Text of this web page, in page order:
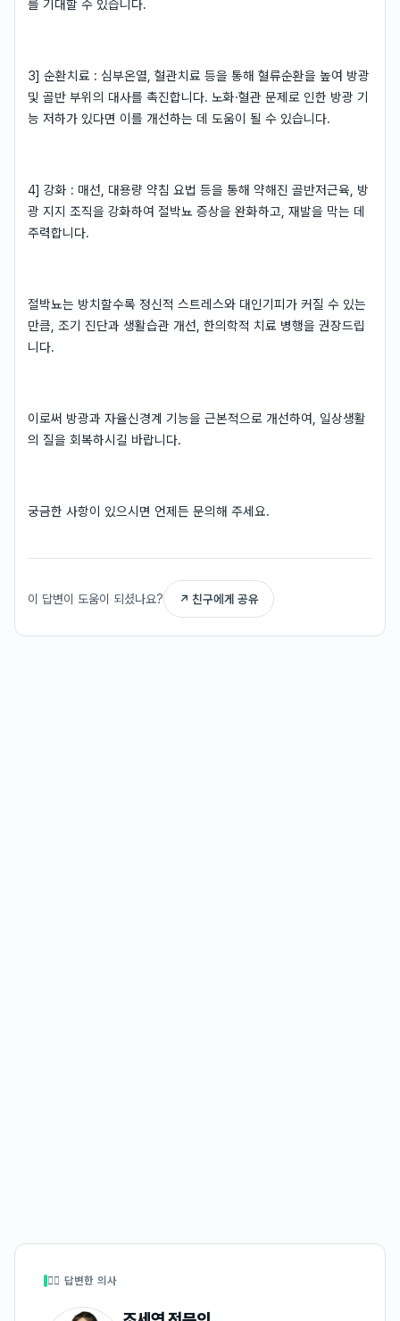
를 기대할 수 있습니다.
3] 순환치료 : 심부온열, 혈관치료 등을 통해 혈류순환을 높여 방광
및 골반 부위의 대사를 촉진합니다. 노화·혈관 문제로 인한 방광 기
능 저하가 있다면 이를 개선하는 데 도움이 될 수 있습니다.
4] 강화 : 매선, 대용량 약침 요법 등을 통해 약해진 골반저근육, 방
광 지지 조직을 강화하여 절박뇨 증상을 완화하고, 재발을 막는 데
주력합니다.
절박뇨는 방치할수록 정신적 스트레스와 대인기피가 커질 수 있는
만큼, 조기 진단과 생활습관 개선, 한의학적 치료 병행을 권장드립
니다.
이로써 방광과 자율신경계 기능을 근본적으로 개선하여, 일상생활
의 질을 회복하시길 바랍니다.
궁금한 사항이 있으시면 언제든 문의해 주세요.
이 답변이 도움이 되셨나요? ↗ 친구에게 공유
👩‍⚕️ 답변한 의사